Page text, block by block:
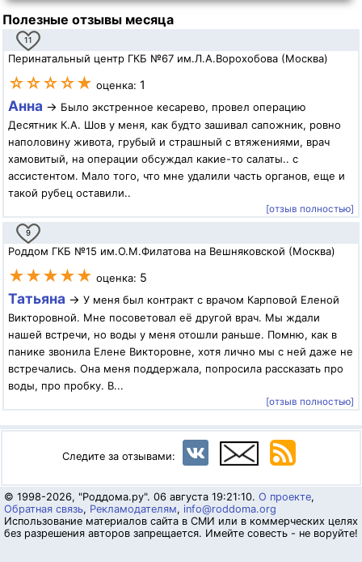
Полезные отзывы месяца
11
Перинатальный центр ГКБ №67 им.Л.А.Ворохобова (Москва)
☆☆☆☆★ оценка: 1
Анна → Было экстренное кесарево, провел операцию
Десятник К.А. Шов у меня, как будто зашивал сапожник, ровно
наполовину живота, грубый и страшный с втяжениями, врач
хамовитый, на операции обсуждал какие-то салаты.. с
ассистентом. Мало того, что мне удалили часть органов, еще и
такой рубец оставили..
[отзыв полностью]
9
Роддом ГКБ №15 им.О.М.Филатова на Вешняковской (Москва)
★★★★★ оценка: 5
Татьяна → У меня был контракт с врачом Карповой Еленой
Викторовной. Мне посоветовал её другой врач. Мы ждали
нашей встречи, но воды у меня отошли раньше. Помню, как в
панике звонила Елене Викторовне, хотя лично мы с ней даже не
встречались. Она меня поддержала, попросила рассказать про
воды, про пробку. В...
[отзыв полностью]
Следите за отзывами:
© 1998-2026, "Роддома.ру". 06 августа 19:21:10. О проекте,
Обратная связь, Рекламодателям, info@roddoma.org
Использование материалов сайта в СМИ или в коммерческих целях
без разрешения авторов запрещается. Имейте совесть - не воруйте!